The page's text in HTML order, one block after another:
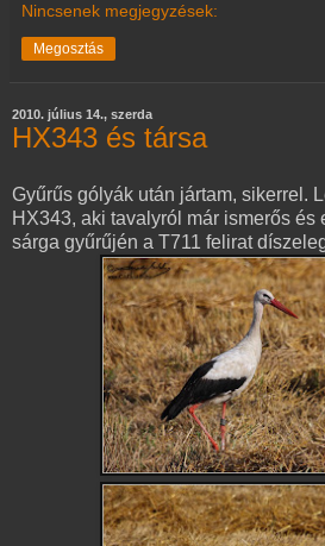
Nincsenek megjegyzések:
Megosztás
2010. július 14., szerda
HX343 és társa
Gyűrűs gólyák után jártam, sikerrel.
HX343, aki tavalyról már ismerős és
sárga gyűrűjén a T711 felirat